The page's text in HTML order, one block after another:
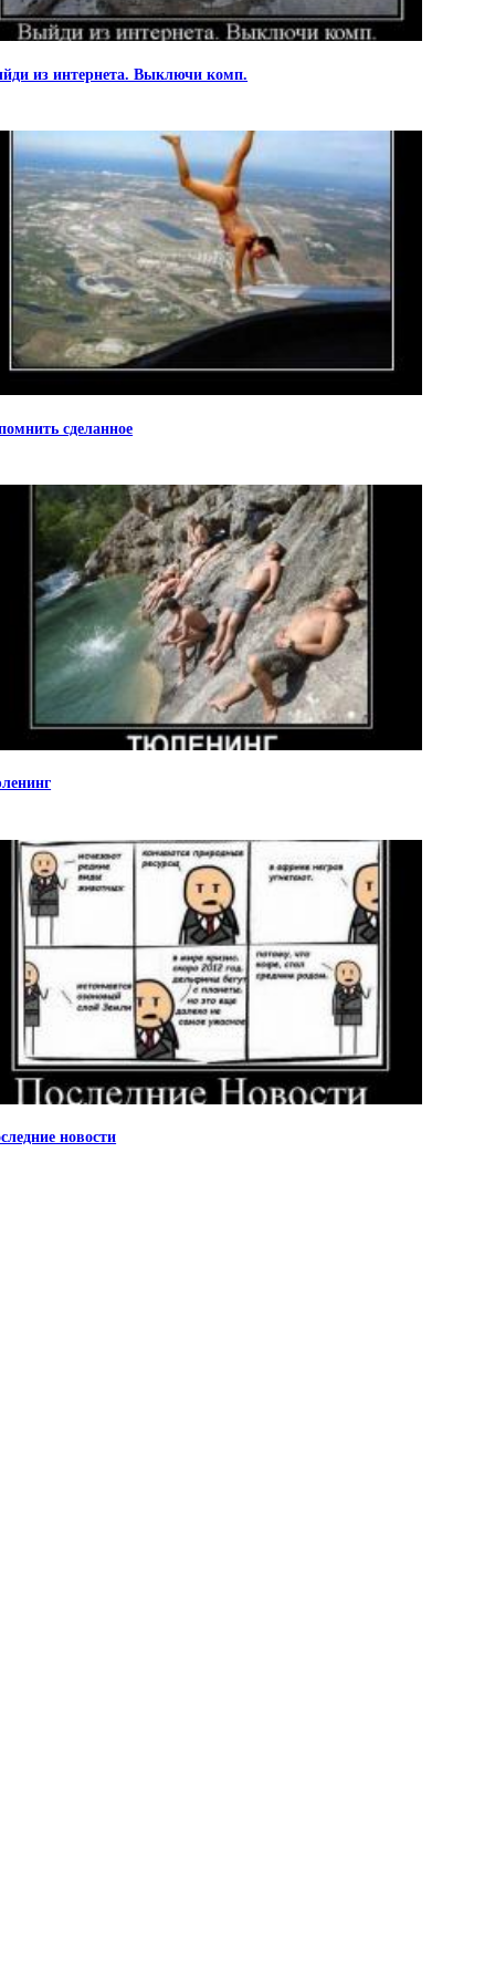
из интернета. Выключи комп.
сделанное
новости